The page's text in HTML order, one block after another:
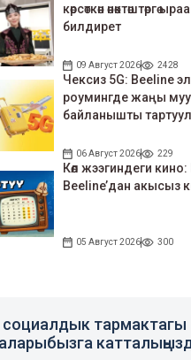
көрсөткөн өнөктөштөргө
билдирет
09 Август 2026 2428
Чексиз 5G: Beeline
роумингде жаңы
байланышты
06 Август 2026 229
Көл жээгиндеги
Beeline’дан акысыз
05 Август 2026 300
социалдык тармактагы